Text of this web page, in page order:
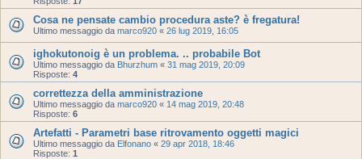
Cosa ne pensate cambio procedura aste? è fregatura!
Ultimo messaggio da marco920 « 26 lug 2019, 16:05
ighokutonoig è un problema. .. probabile Bot
Ultimo messaggio da Bhurzhum « 31 mag 2019, 20:09
Risposte: 4
correttezza della amministrazione
Ultimo messaggio da marco920 « 14 mag 2019, 20:48
Risposte: 6
Artefatti - Parametri base ritrovamento oggetti magici
Ultimo messaggio da Elfonano « 29 apr 2018, 18:46
Risposte: 1